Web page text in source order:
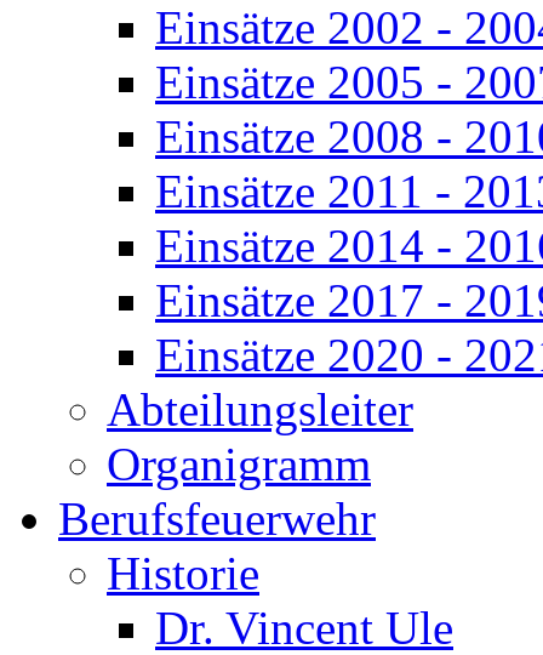
Einsätze 2002 -
Einsätze 2005 -
Einsätze 2008 -
Einsätze 2011 -
Einsätze 2014 -
Einsätze 2017 -
Einsätze 2020 -
Abteilungsleiter
Organigramm
Berufsfeuerwehr
Historie
Dr. Vincent Ule